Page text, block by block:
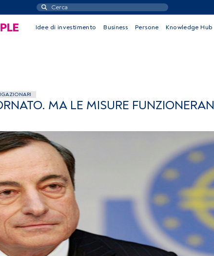
Idee di investimento Business Persone Knowledge Hub
MA LE MISURE